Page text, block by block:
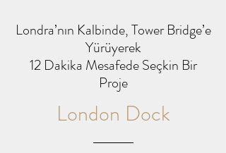
Londra’nın Kalbinde, Tower Bridge’e
Yürüyerek
12 Dakika Mesafede Seçkin Bir
Proje
London Dock